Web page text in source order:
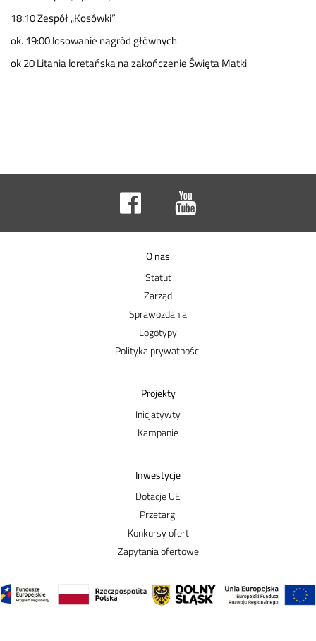
18:10 Zespół „Kosówki”
ok. 19:00 losowanie nagród głównych
ok 20 Litania loretańska na zakończenie Święta Matki
O nas
Statut
Zarząd
Sprawozdania
Logotypy
Polityka prywatności
Projekty
Inicjatywty
Kampanie
Inwestycje
Dotacje UE
Przetargi
Konkursy ofert
Zapytania ofertowe